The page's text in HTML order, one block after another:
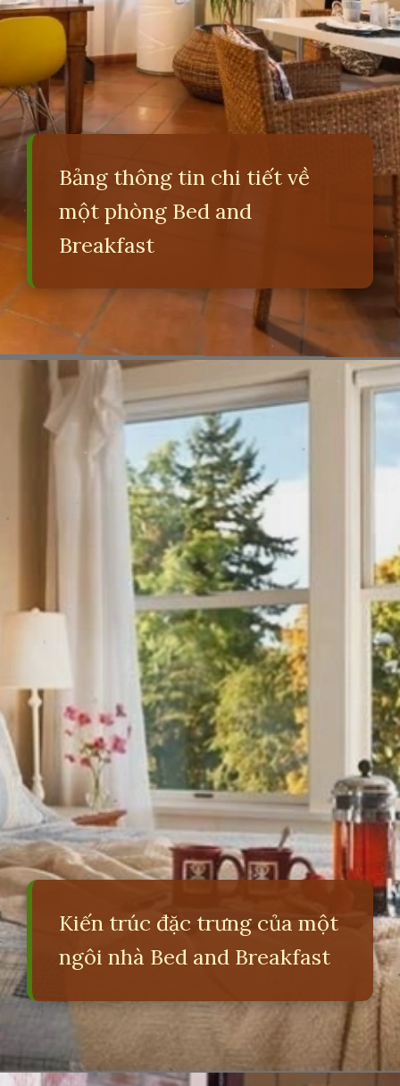
Bảng thông tin chi tiết về
một phòng Bed and
Breakfast
Đang mở https://erci.edu.vn/bed-and-breakfast-la-gi
Kiến trúc đặc trưng của một
ngôi nhà Bed and Breakfast